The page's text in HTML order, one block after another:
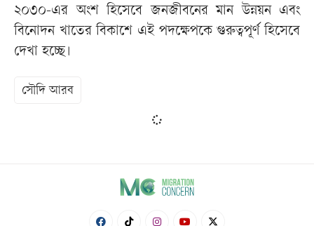
২০৩০-এর অংশ হিসেবে জনজীবনের মান উন্নয়ন এবং
বিনোদন খাতের বিকাশে এই পদক্ষেপকে গুরুত্বপূর্ণ হিসেবে
দেখা হচ্ছে।
সৌদি আরব